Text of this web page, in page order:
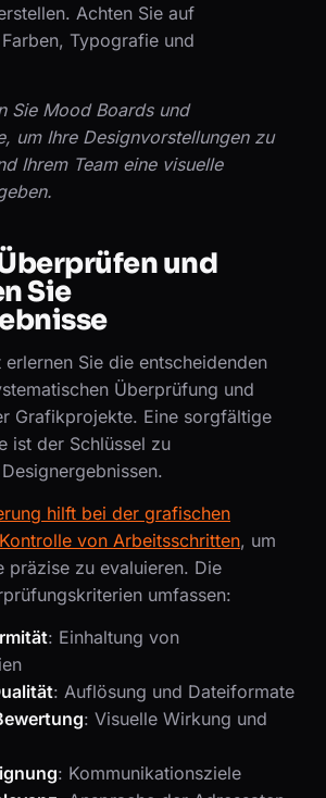
Achten Sie auf
Typografie und
Sie Mood Boards und
um Ihre Designvorstellungen zu
Ihrem Team eine visuelle
und
Sie
Sie die entscheidenden
Überprüfung und
Grafikprojekte. Eine sorgfältige
ist der Schlüssel zu
hilft bei der grafischen
von Arbeitsschritten, um
präzise zu evaluieren. Die
umfassen:
: Einhaltung von
: Auflösung und Dateiformate
: Visuelle Wirkung und
: Kommunikationsziele